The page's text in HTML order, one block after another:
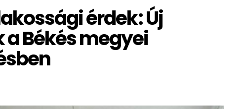
érdek: Új
Békés megyei